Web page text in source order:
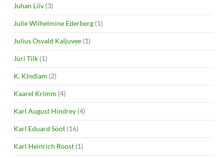
Juhan Liiv (3)
Julie Wilhelmine Ederberg (1)
Julius Osvald Kaljuvee (1)
Jüri Tilk (1)
K. Kindlam (2)
Kaarel Krimm (4)
Karl August Hindrey (4)
Karl Eduard Sööt (16)
Karl Heinrich Roost (1)